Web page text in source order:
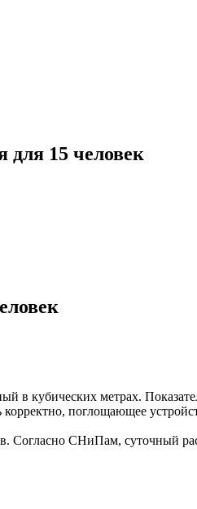
15 человек
кубических метрах.
поглощающее
Согласно СНиПам, суточный